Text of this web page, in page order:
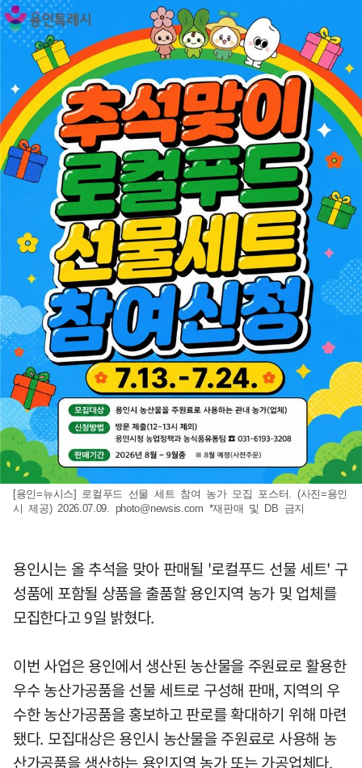
[용인=뉴시스] 로컬푸드 선물 세트 참여 농가 모집 포스터. (사진=용인
시 제공) 2026.07.09. photo@newsis.com *재판매 및 DB 금지
용인시는 올 추석을 맞아 판매될 '로컬푸드 선물 세트' 구
성품에 포함될 상품을 출품할 용인지역 농가 및 업체를
모집한다고 9일 밝혔다.
이번 사업은 용인에서 생산된 농산물을 주원료로 활용한
우수 농산가공품을 선물 세트로 구성해 판매, 지역의 우
수한 농산가공품을 홍보하고 판로를 확대하기 위해 마련
됐다. 모집대상은 용인시 농산물을 주원료로 사용해 농
산가공품을 생산하는 용인지역 농가 또는 가공업체다.